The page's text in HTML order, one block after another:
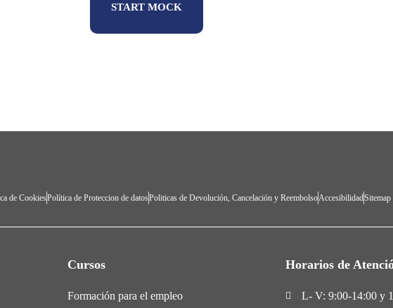
START MOCK
de CookiesPolítica de Proteccion de datosPoliticas de Devolución, Cancelación y ReembolsoAccesibilidadSitemap
Cursos
Formación para el empleo
Horarios de
L- V: 9:00-14:00 y